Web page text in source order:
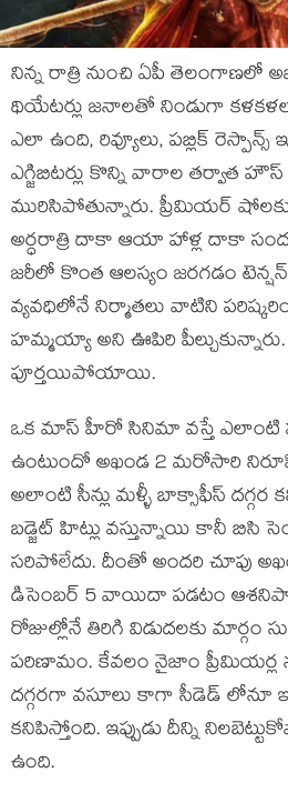
నిన్న రాత్రి నుంచి ఏపీ తెలంగాణలో
థియేటర్లు జనాలతో నిండుగా
ఎలా ఉంది, రివ్యూలు, పబ్లిక్ రెస్పాన్స్
ఎగ్జిబిటర్లు కొన్ని వారాల తర్వాత హౌస్
మురిసిపోతున్నారు. ప్రీమియర్
అర్ధరాత్రి దాకా ఆయా హాళ్ల దాకా
జరీలో కొంత ఆలస్యం జరగడం
వ్యవధిలోనే నిర్మాతలు వాటిని
హమ్మయ్యా అని ఊపిరి
పూర్తయిపోయాయి.
ఒక మాస్ హీరో సినిమా వస్తే ఎలాంటి
ఉంటుందో అఖండ 2 మరోసారి
అలాంటి సీన్లు మళ్ళీ బాక్సాఫీస్
బడ్జెట్ హిట్లు వస్తున్నాయి కానీ బిసి
సరిపోలేదు. దీంతో అందరి చూపు
డిసెంబర్ 5 వాయిదా పడటం
రోజుల్లోనే తిరిగి విడుదలకు మార్గం
పరిణామం. కేవలం నైజాం ప్రీమియర్ల
దగ్గరగా వసూలు కాగా సీడెడ్ లోనూ
కనిపిస్తోంది. ఇప్పుడు దీన్ని
ఉంది.